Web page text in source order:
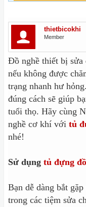
thietbicokhi
Member
Đồ nghề thiết bị sửa
nếu không được
trạng nhanh hư
đúng cách sẽ giúp
tuổi thọ. Hãy cùng
nghề cơ khí với tủ
nhé!
Sử dụng tủ đựng
Bạn dễ dàng bắt
trong các tiệm sửa